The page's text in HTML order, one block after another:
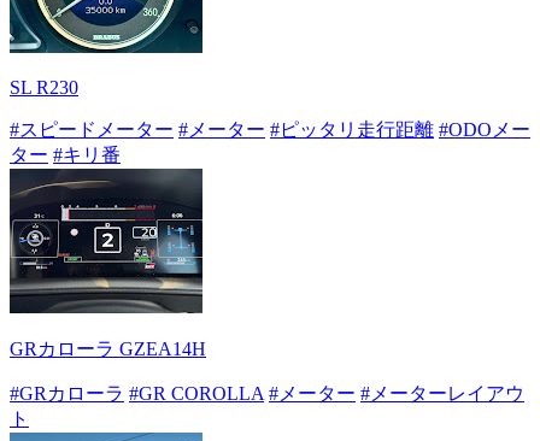
SL R230
#スピードメーター #メーター #ピッタリ走行距離 #ODOメー
ター #キリ番
GRカローラ GZEA14H
#GRカローラ #GR COROLLA #メーター #メーターレイアウ
ト